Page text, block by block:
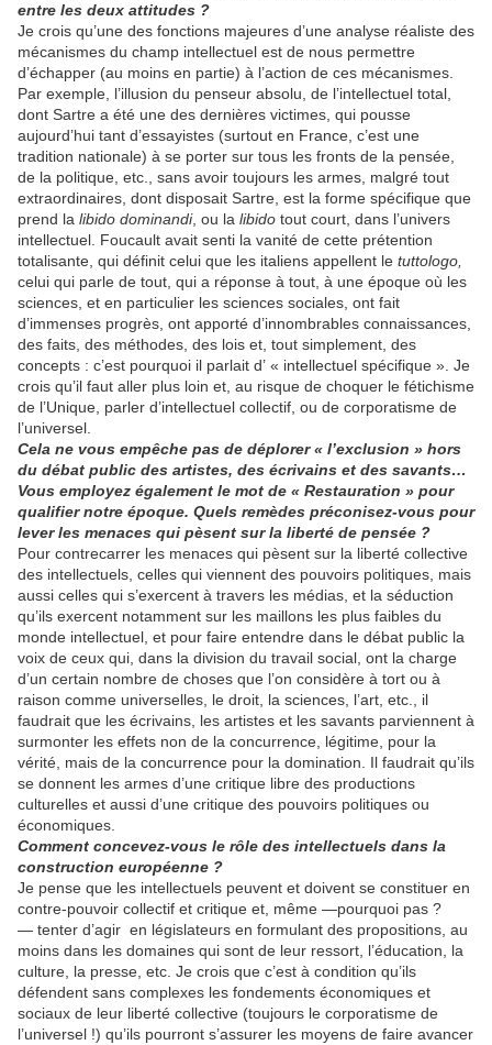
entre les deux attitudes ?
Je crois qu’une des fonctions majeures d’une analyse réaliste des
mécanismes du champ intellectuel est de nous permettre
d’échapper (au moins en partie) à l’action de ces mécanismes.
Par exemple, l’illusion du penseur absolu, de l’intellectuel total,
dont Sartre a été une des dernières victimes, qui pousse
aujourd’hui tant d’essayistes (surtout en France, c’est une
tradition nationale) à se porter sur tous les fronts de la pensée,
de la politique, etc., sans avoir toujours les armes, malgré tout
extraordinaires, dont disposait Sartre, est la forme spécifique que
prend la libido dominandi, ou la libido tout court, dans l’univers
intellectuel. Foucault avait senti la vanité de cette prétention
totalisante, qui définit celui que les italiens appellent le tuttologo,
celui qui parle de tout, qui a réponse à tout, à une époque où les
sciences, et en particulier les sciences sociales, ont fait
d’immenses progrès, ont apporté d’innombrables connaissances,
des faits, des méthodes, des lois et, tout simplement, des
concepts : c’est pourquoi il parlait d’ « intellectuel spécifique ». Je
crois qu’il faut aller plus loin et, au risque de choquer le fétichisme
de l’Unique, parler d’intellectuel collectif, ou de corporatisme de
l’universel.
Cela ne vous empêche pas de déplorer « l’exclusion » hors
du débat public des artistes, des écrivains et des savants…
Vous employez également le mot de « Restauration » pour
qualifier notre époque. Quels remèdes préconisez-vous pour
lever les menaces qui pèsent sur la liberté de pensée ?
Pour contrecarrer les menaces qui pèsent sur la liberté collective
des intellectuels, celles qui viennent des pouvoirs politiques, mais
aussi celles qui s’exercent à travers les médias, et la séduction
qu’ils exercent notamment sur les maillons les plus faibles du
monde intellectuel, et pour faire entendre dans le débat public la
voix de ceux qui, dans la division du travail social, ont la charge
d’un certain nombre de choses que l’on considère à tort ou à
raison comme universelles, le droit, la sciences, l’art, etc., il
faudrait que les écrivains, les artistes et les savants parviennent à
surmonter les effets non de la concurrence, légitime, pour la
vérité, mais de la concurrence pour la domination. Il faudrait qu’ils
se donnent les armes d’une critique libre des productions
culturelles et aussi d’une critique des pouvoirs politiques ou
économiques.
Comment concevez-vous le rôle des intellectuels dans la
construction européenne ?
Je pense que les intellectuels peuvent et doivent se constituer en
contre-pouvoir collectif et critique et, même —pourquoi pas ?
— tenter d’agir en législateurs en formulant des propositions, au
moins dans les domaines qui sont de leur ressort, l’éducation, la
culture, la presse, etc. Je crois que c’est à condition qu’ils
défendent sans complexes les fondements économiques et
sociaux de leur liberté collective (toujours le corporatisme de
l’universel !) qu’ils pourront s’assurer les moyens de faire avancer